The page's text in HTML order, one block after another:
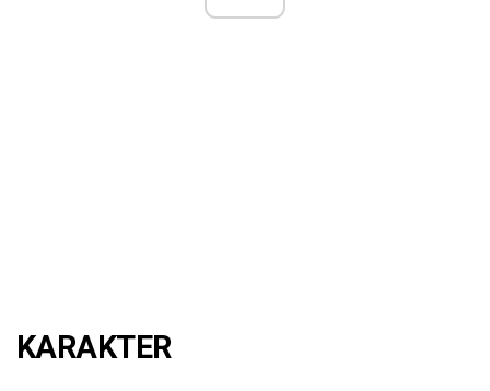
KARAKTER